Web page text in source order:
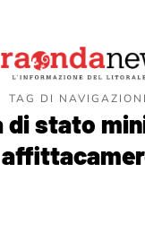
TAG DI
di stato